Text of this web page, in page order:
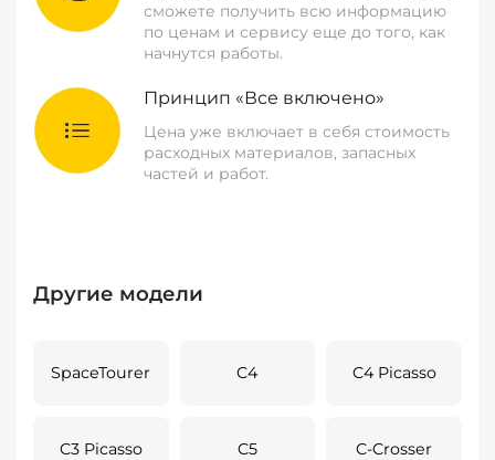
сможете получить всю информацию
по ценам и сервису еще до того, как
начнутся работы.
Принцип «Все включено»
Цена уже включает в себя стоимость
расходных материалов, запасных
частей и работ.
Другие модели
SpaceTourer C4 C4 Picasso
C3 Picasso C5 C-Crosser